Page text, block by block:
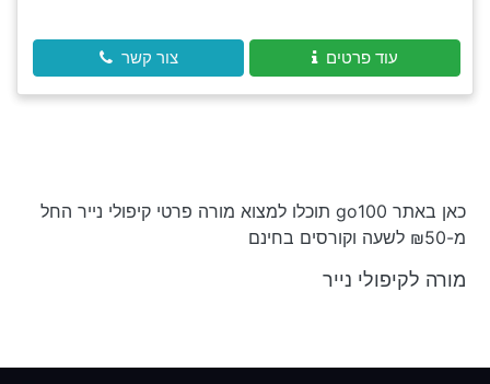
עוד פרטים צור קשר
כאן באתר go100 תוכלו למצוא מורה פרטי קיפולי נייר החל
מ-₪50 לשעה וקורסים בחינם
מורה לקיפולי נייר